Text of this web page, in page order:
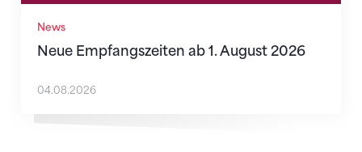
News
Neue Empfangszeiten ab 1. August 2026
04.08.2026